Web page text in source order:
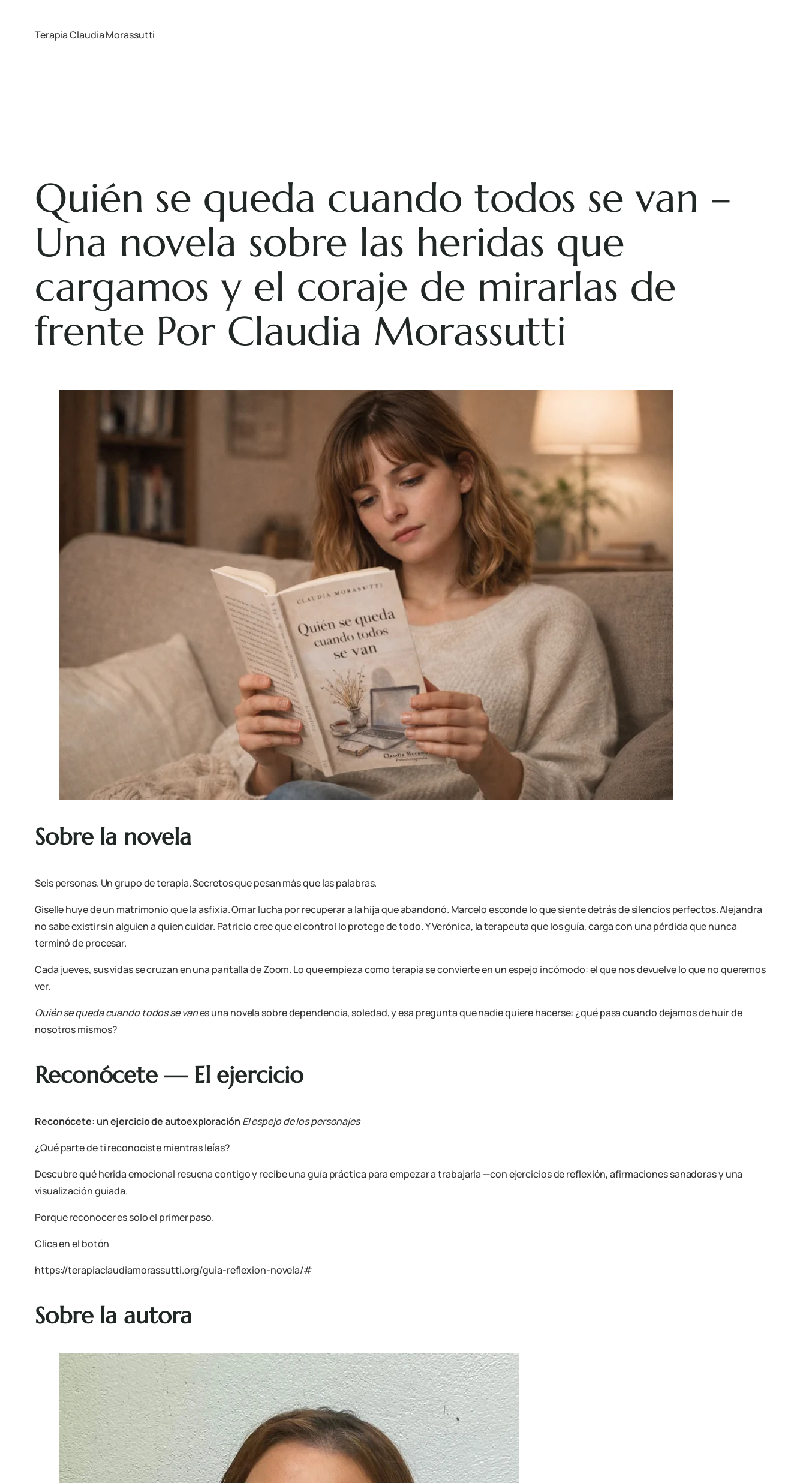
Terapia Claudia Morassutti
Quién se queda cuando todos se van –
Una novela sobre las heridas que
cargamos y el coraje de mirarlas de
frente Por Claudia Morassutti
Sobre la novela
Seis personas. Un grupo de terapia. Secretos que pesan más que las palabras.
Giselle huye de un matrimonio que la asfixia. Omar lucha por recuperar a la hija que abandonó. Marcelo esconde lo que siente detrás de silencios perfectos. Alejandra
no sabe existir sin alguien a quien cuidar. Patricio cree que el control lo protege de todo. Y Verónica, la terapeuta que los guía, carga con una pérdida que nunca
terminó de procesar.
Cada jueves, sus vidas se cruzan en una pantalla de Zoom. Lo que empieza como terapia se convierte en un espejo incómodo: el que nos devuelve lo que no queremos
ver.
Quién se queda cuando todos se vanes una novela sobre dependencia, soledad, y esa pregunta que nadie quiere hacerse: ¿qué pasa cuando dejamos de huir de
nosotros mismos?
Reconócete — El ejercicio
Reconócete: un ejercicio de autoexploración El espejo de los personajes
¿Qué parte de ti reconociste mientras leías?
Descubre qué herida emocional resuena contigo y recibe una guía práctica para empezar a trabajarla —con ejercicios de reflexión, afirmaciones sanadoras y una
visualización guiada.
Porque reconocer es solo el primer paso.
Clica en el botón
https://terapiaclaudiamorassutti.org/guia-reflexion-novela/#
Sobre la autora